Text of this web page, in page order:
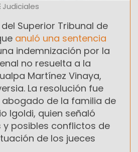
Judiciales
Superior Tribunal de
anuló una sentencia
indemnización por la
no resuelta a la
Martínez Vinaya,
La resolución fue
de la familia de
Igoldi, quien señaló
y posibles conflictos de
de los jueces